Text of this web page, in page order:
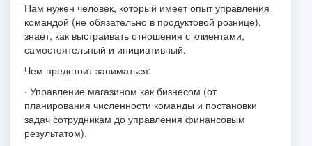
Нам нужен человек, который имеет опыт управления
командой (не обязательно в продуктовой рознице),
знает, как выстраивать отношения с клиентами,
самостоятельный и инициативный.
Чем предстоит заниматься:
· Управление магазином как бизнесом (от
планирования численности команды и постановки
задач сотрудникам до управления финансовым
результатом).